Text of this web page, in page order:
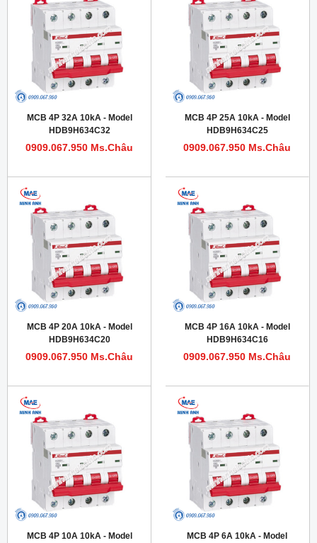
MCB 4P 32A 10kA - Model
HDB9H634C32
0909.067.950 Ms.Châu
MCB 4P 25A 10kA - Model
HDB9H634C25
0909.067.950 Ms.Châu
MCB 4P 20A 10kA - Model
HDB9H634C20
0909.067.950 Ms.Châu
MCB 4P 16A 10kA - Model
HDB9H634C16
0909.067.950 Ms.Châu
MCB 4P 10A 10kA - Model
MCB 4P 6A 10kA - Model